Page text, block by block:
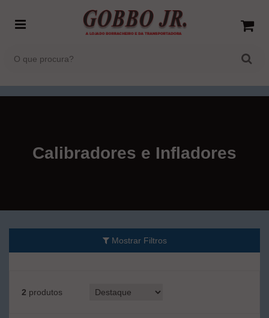
Calibradores e Infladores
Mostrar Filtros
2 produtos